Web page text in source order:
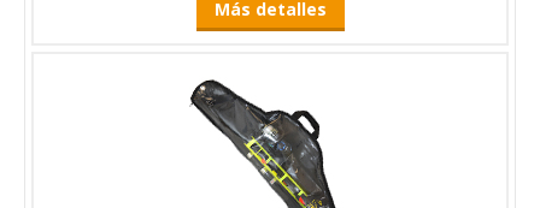
Más detalles